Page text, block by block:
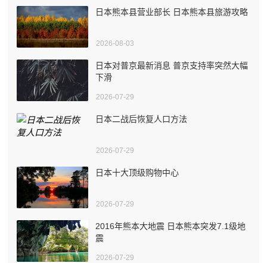
日本熊本县营业部长 日本熊本县旅游攻略
2026-08-03
日本对普京最新消息 普京支持率突然大幅
下滑
2026-07-29
日本二战后恢复人口方法
2026-07-29
日本十大顶级购物中心
2026-07-29
2016年熊本大地震 日本熊本突发7.1级地
震
2026-07-29